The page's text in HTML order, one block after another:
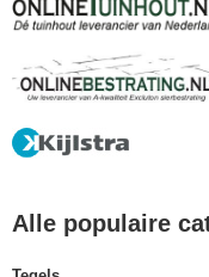
Alle populaire